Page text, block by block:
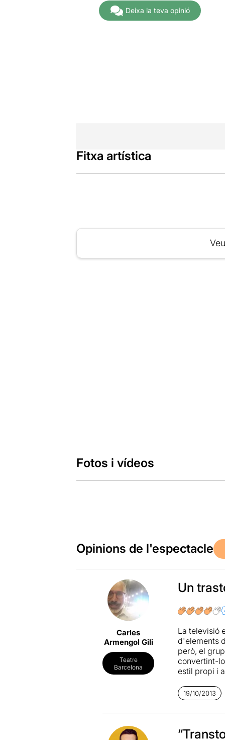
Deixa la teva opinió
Fitxa artística
Fotos i vídeos
Opinions de l'espectacle
Carles
Armengol Gili
Teatre
Barcelona
Un
La televisió
d'elements
però, el
convertint-
estil propi i
l'estètica i
playback",
Totalment
19/10/2013